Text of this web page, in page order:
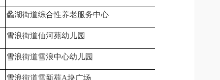
蠡湖街道综合性养老服务中心
雪浪街道仙河苑幼儿园
雪浪街道雪浪中心幼儿园
雪浪街道雪新苑A块广场